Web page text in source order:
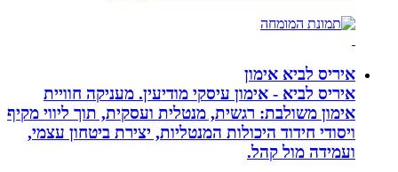
איריס לביא אימון
איריס לביא - אימון עיסקי מודיעין. מעניקה חוויית
אימון משולבת: רגשית, מנטלית ועסקית, תוך ליווי מקיף
ויסודי חידוד היכולות המנטליות, יצירת ביטחון עצמי,
ועמידה מול קהל.